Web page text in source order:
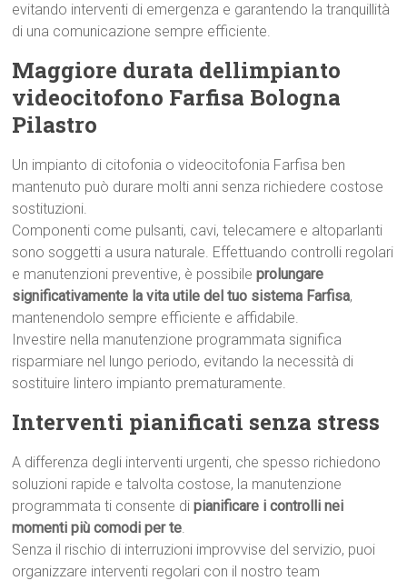
evitando interventi di emergenza e garantendo la tranquillità
di una comunicazione sempre efficiente.
Maggiore durata dellimpianto
videocitofono Farfisa Bologna
Pilastro
Un impianto di citofonia o videocitofonia Farfisa ben
mantenuto può durare molti anni senza richiedere costose
sostituzioni.
Componenti come pulsanti, cavi, telecamere e altoparlanti
sono soggetti a usura naturale. Effettuando controlli regolari
e manutenzioni preventive, è possibileprolungare
significativamente la vita utile del tuo sistema Farfisa,
mantenendolo sempre efficiente e affidabile.
Investire nella manutenzione programmata significa
risparmiare nel lungo periodo, evitando la necessità di
sostituire lintero impianto prematuramente.
Interventi pianificati senza stress
A differenza degli interventi urgenti, che spesso richiedono
soluzioni rapide e talvolta costose, la manutenzione
programmata ti consente dipianificare i controlli nei
momenti più comodi per te.
Senza il rischio di interruzioni improvvise del servizio, puoi
organizzare interventi regolari con il nostro team